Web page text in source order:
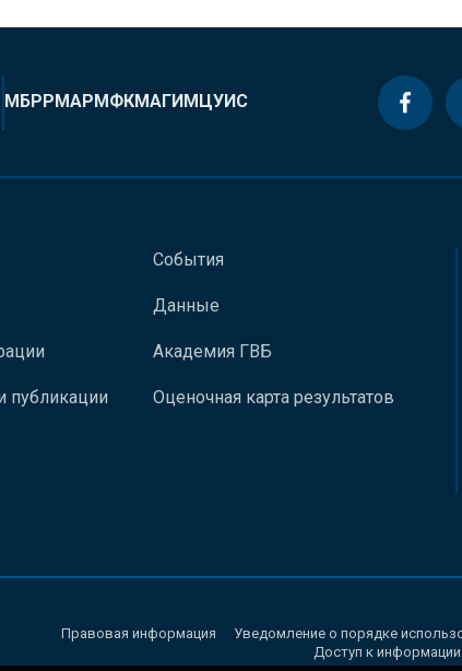
МБРРМАРМФКМАГИМЦУИС
публикации
События
Данные
Академия ГВБ
Оценочная карта результатов
Правовая информация Уведомление о порядке
Доступ к информации